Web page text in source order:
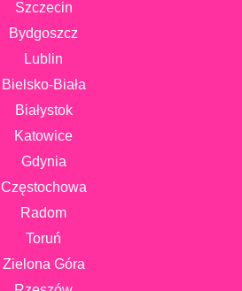
Szczecin
Bydgoszcz
Lublin
Bielsko-Biała
Białystok
Katowice
Gdynia
Częstochowa
Radom
Toruń
Zielona Góra